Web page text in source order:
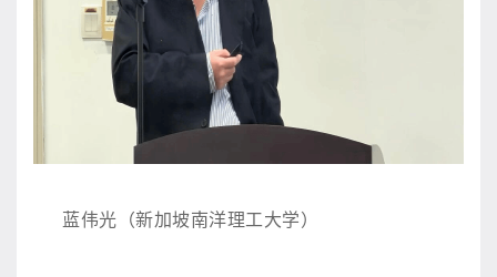
蓝伟光（新加坡南洋理工大学）